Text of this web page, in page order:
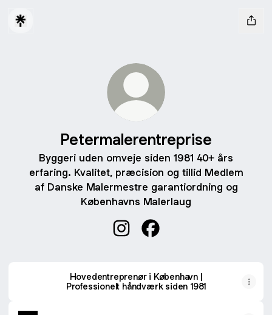
Petermalerentreprise
Byggeri uden omveje siden 1981 40+ års
erfaring. Kvalitet, præcision og tillid Medlem
af Danske Malermestre garantiordning og
Københavns Malerlaug
Hovedentreprenør i København |
Professionelt håndværk siden 1981